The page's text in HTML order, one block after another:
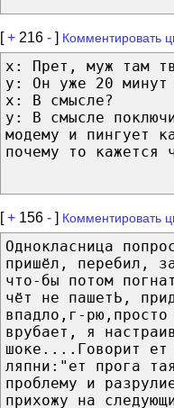
[+ 216 - ] Комментировать
x: Прет, муж там
y: Он уже 20 минут
x: В смысле?
y: В смысле
модему и пингует
почему то кажется
[+ 156 - ] Комментировать
Однокласница
пришёл, перебил,
что-бы потом
чёт не пашетЬ,
впадло,г-
врубает, я
шоке....Говорит
ляпни:"ет прога
проблему и
прихожу на